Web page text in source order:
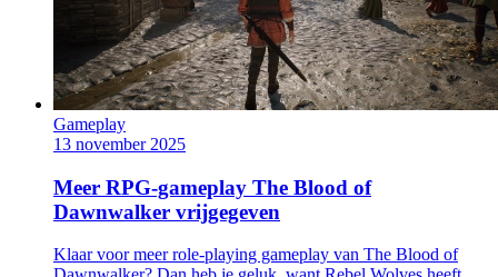
Gameplay
13 november 2025
Meer RPG-gameplay The Blood of
Dawnwalker vrijgegeven
Klaar voor meer role-playing gameplay van The Blood of